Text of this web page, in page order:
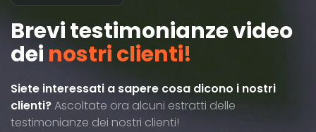
Brevi testimonianze video
dei nostri clienti!
Siete interessati a sapere cosa dicono i nostri
clienti?Ascoltate ora alcuni estratti delle
testimonianze dei nostri clienti!